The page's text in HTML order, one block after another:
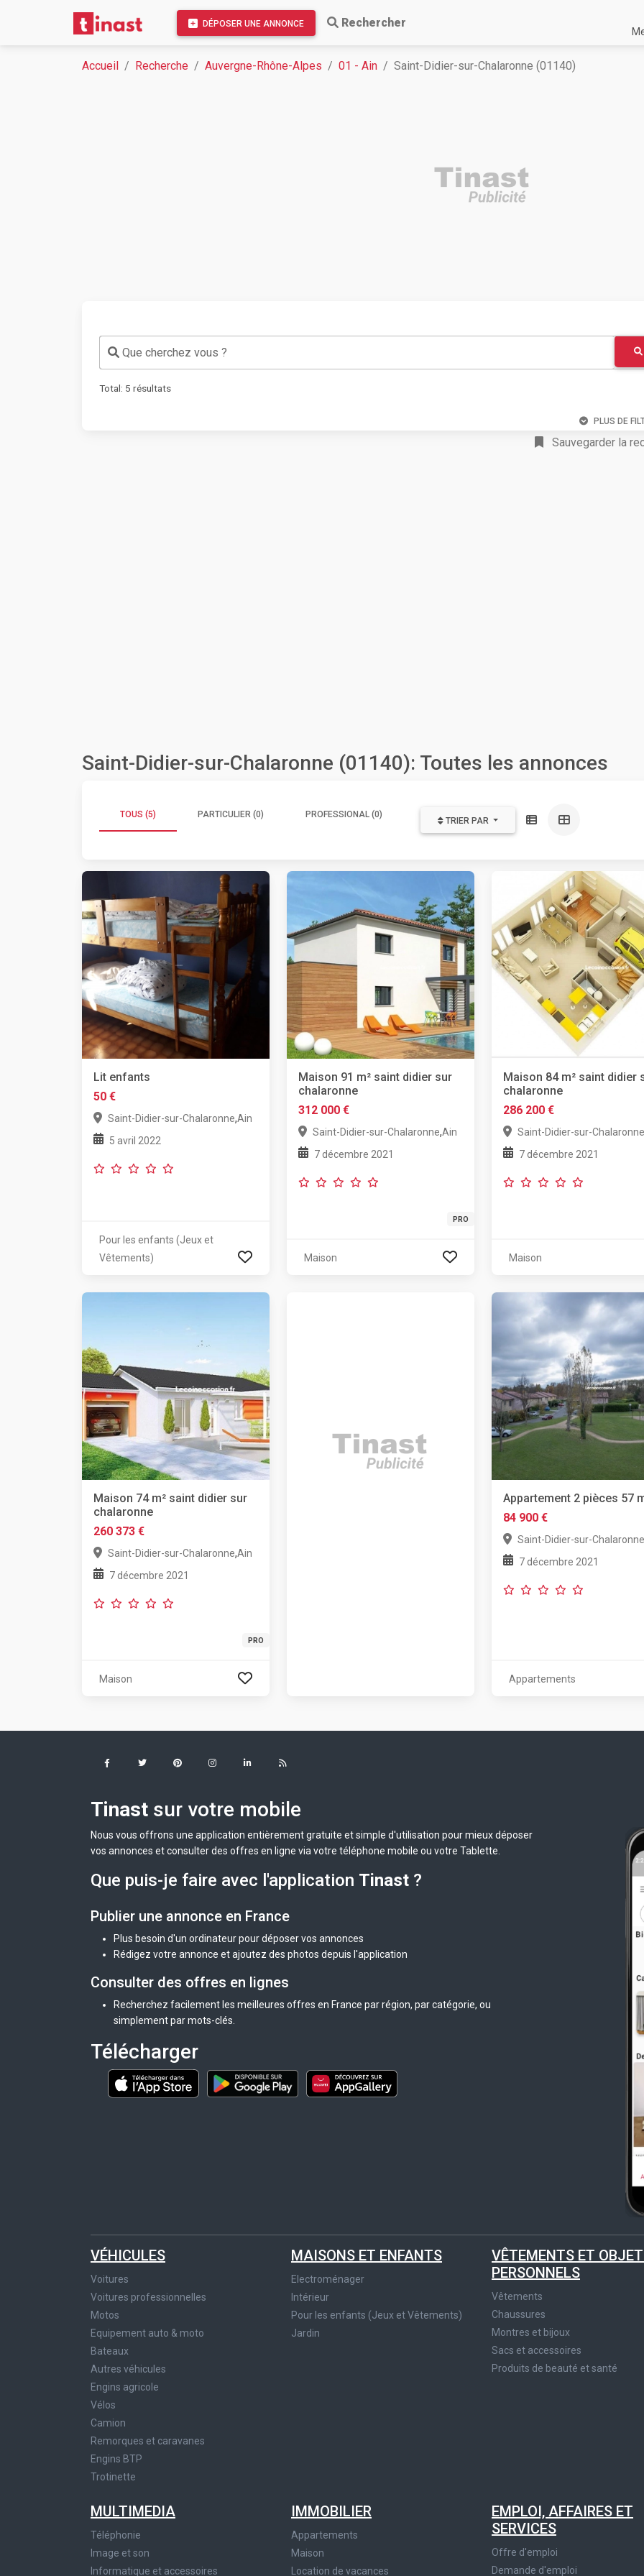
DÉPOSER UNE ANNONCE Rechercher
Accueil Recherche Auvergne-Rhône-Alpes 01 - Ain Saint-Didier-sur-Chalaronne (01140)
Que cherchez vous ?
Total: 5 résultats
PLUS DE
Sauvegarder la
Saint-Didier-sur-Chalaronne (01140): Toutes les annonces
TOUS (5) PARTICULIER (0) PROFESSIONAL (0)
TRIER PAR
Lit enfants
50 €
Saint-Didier-sur-Chalaronne,Ain
5 avril 2022
Pour les enfants (Jeux et
Vêtements)
Maison 91 m² saint didier sur
chalaronne
312 000 €
Saint-Didier-sur-Chalaronne,Ain
7 décembre 2021
PRO
Maison
Maison 84 m² saint didier
chalaronne
286 200 €
Saint-Didier-sur-Chalaronne
7 décembre 2021
Maison
Maison 74 m² saint didier sur
chalaronne
260 373 €
Saint-Didier-sur-Chalaronne,Ain
7 décembre 2021
PRO
Maison
Appartement 2 pièces 57
84 900 €
Saint-Didier-sur-Chalaronne
7 décembre 2021
Appartements
Tinast sur votre mobile
Nous vous offrons une application entièrement gratuite et simple d'utilisation pour mieux déposer
vos annonces et consulter des offres en ligne via votre téléphone mobile ou votre Tablette.
Que puis-je faire avec l'application Tinast ?
Publier une annonce en France
Plus besoin d'un ordinateur pour déposer vos annonces
Rédigez votre annonce et ajoutez des photos depuis l'application
Consulter des offres en lignes
Recherchez facilement les meilleures offres en France par région, par catégorie, ou
simplement par mots-clés.
Télécharger
VÉHICULES
Voitures
Voitures professionnelles
Motos
Equipement auto & moto
Bateaux
Autres véhicules
Engins agricole
Vélos
Camion
Remorques et caravanes
Engins BTP
Trotinette
MAISONS ET ENFANTS
Electroménager
Intérieur
Pour les enfants (Jeux et Vêtements)
Jardin
VÊTEMENTS ET
PERSONNELS
Vêtements
Chaussures
Montres et bijoux
Sacs et accessoires
Produits de beauté et santé
MULTIMEDIA
Téléphonie
Image et son
Informatique et accessoires
IMMOBILIER
Appartements
Maison
Location de vacances
EMPLOI, AFFAIRES ET
SERVICES
Offre d'emploi
Demande d'emploi